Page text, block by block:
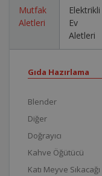
Mutfak
Aletleri
Elektrikli
Ev
Aletleri
Gıda Hazırlama
Blender
Diğer
Doğrayıcı
Kahve Öğütücü
Katı Meyve Sıkacağı